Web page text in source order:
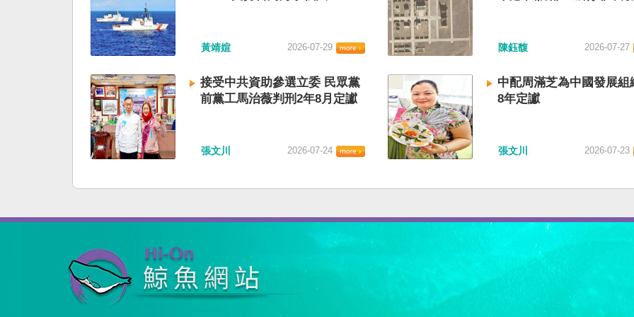
黃靖媗 2026-07-29 陳鈺馥 2026-07-27
接受中共資助參選立委 民眾黨
前黨工馬治薇判刑2年8月定讞
張文川 2026-07-24
中配周滿芝為中國發展組
8年定讞
張文川 2026-07-23